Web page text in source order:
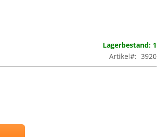
Lagerbestand: 1
Artikel
3920